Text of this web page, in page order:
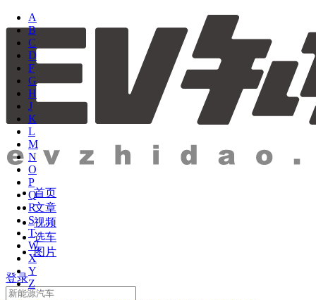
首页
文章
视频
选车
图片
登录
A
B
C
D
F
G
H
J
K
L
M
N
O
P
Q
R
S
T
W
X
Y
Z